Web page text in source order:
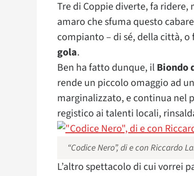
Tre di Coppie diverte, fa ridere,
amaro che sfuma questo
compianto – di sé, della città,
gola.
Ben ha fatto dunque, ilBiondo
rende un piccolo omaggio ad
marginalizzato, e continua nel
registico ai talenti locali,
“Codice Nero”, di e con Riccardo
L’altro spettacolo di cui vorrei